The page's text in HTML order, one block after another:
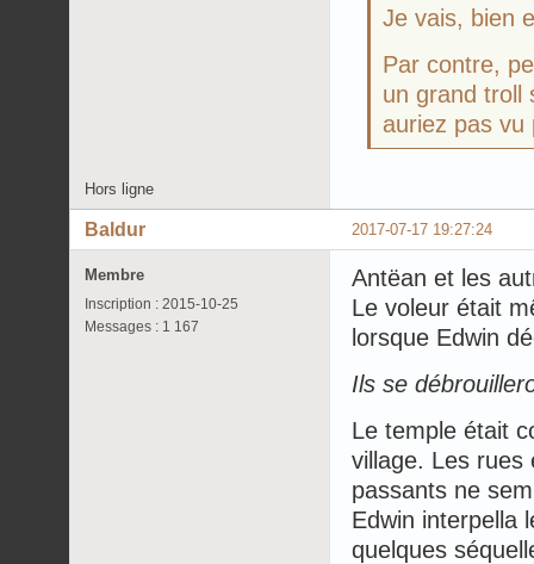
Je vais, bien
Par contre,
un grand troll
auriez pas vu
Hors ligne
2017-07-17 19:27:24
Baldur
Membre
Inscription : 2015-10-25
Messages : 1 167
Antëan et les
Le voleur était
lorsque Edwin
Ils se
Le temple était
village. Les rues
passants ne
Edwin interpella
quelques